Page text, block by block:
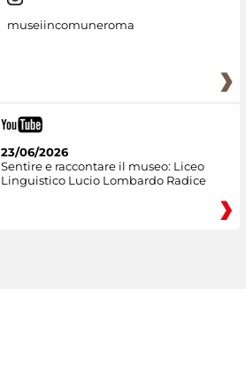
museiincomuneroma
23/06/2026
Sentire e raccontare il museo: Liceo
Linguistico Lucio Lombardo Radice